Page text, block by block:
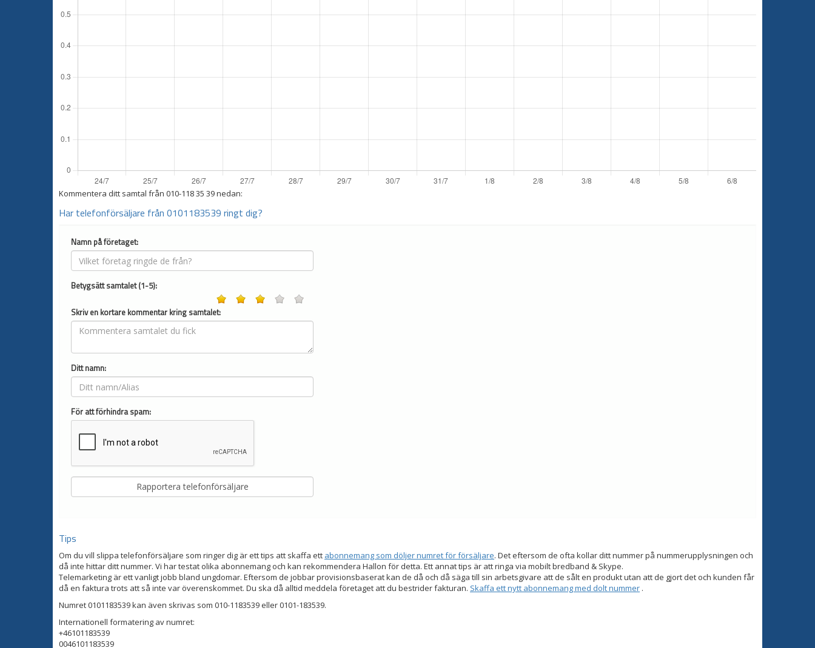
Kommentera ditt samtal från 010-118 35 39nedan:
Har telefonförsäljare från 0101183539 ringt dig?
Namn på företaget:
Betygsätt samtalet (1-5):
Skriv en kortare kommentar kring samtalet:
Ditt namn:
För att förhindra spam:
Tips
Om du vill slippa telefonförsäljare som ringer dig är ett tips att skaffa ett abonnemang som döljer numret för försäljare. Det eftersom de ofta kollar ditt nummer på nummerupplysningen och
då inte hittar ditt nummer. Vi har testat olika abonnemang och kan rekommendera Hallon för detta. Ett annat tips är att ringa via mobilt bredband & Skype.
Telemarketing är ett vanligt jobb bland ungdomar. Eftersom de jobbar provisionsbaserat kan de då och då säga till sin arbetsgivare att de sålt en produkt utan att de gjort det och kunden får
då en faktura trots att så inte var överenskommet. Du ska då alltid meddela företaget att du bestrider fakturan. Skaffa ett nytt abonnemang med dolt nummer .
Numret 0101183539 kan även skrivas som 010-1183539 eller 0101-183539.
Internationell formatering av numret:
+46101183539
0046101183539